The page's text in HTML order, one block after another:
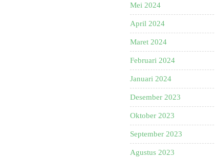
Mei 2024
April 2024
Maret 2024
Februari 2024
Januari 2024
Desember 2023
Oktober 2023
September 2023
Agustus 2023